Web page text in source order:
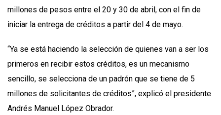
millones de pesos entre el 20 y 30 de abril, con el fin de
iniciar la entrega de créditos a partir del 4 de mayo.
“Ya se está haciendo la selección de quienes van a ser los
primeros en recibir estos créditos, es un mecanismo
sencillo, se selecciona de un padrón que se tiene de 5
millones de solicitantes de créditos”, explicó el presidente
Andrés Manuel López Obrador.